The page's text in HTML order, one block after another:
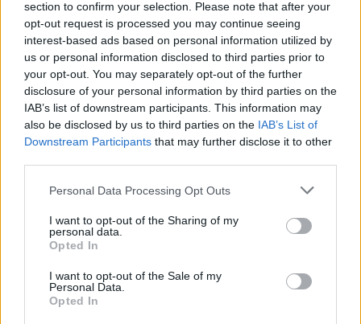
section to confirm your selection. Please note that after your
opt-out request is processed you may continue seeing
interest-based ads based on personal information utilized by
us or personal information disclosed to third parties prior to
your opt-out. You may separately opt-out of the further
disclosure of your personal information by third parties on the
IAB’s list of downstream participants. This information may
also be disclosed by us to third parties on the IAB’s List of
Downstream Participants that may further disclose it to other
Personal Data Processing Opt Outs
I want to opt-out of the Sharing of my
personal data.
Opted In
I want to opt-out of the Sale of my
Personal Data.
Opted In
— Buffalo Hockey Moments (@SabresPlays)April 10, 2024
Mikäli video ei näy, voit katsoa senX:n puolella .
Edellinen artikkeli
Carolina Hurricanes teki
yllättävän naarauksen – HIFK:n
Juha Jääskä solmi
Niko Mikkola tiputti hanskat
NHL:ssä – tappeli Ottawa-